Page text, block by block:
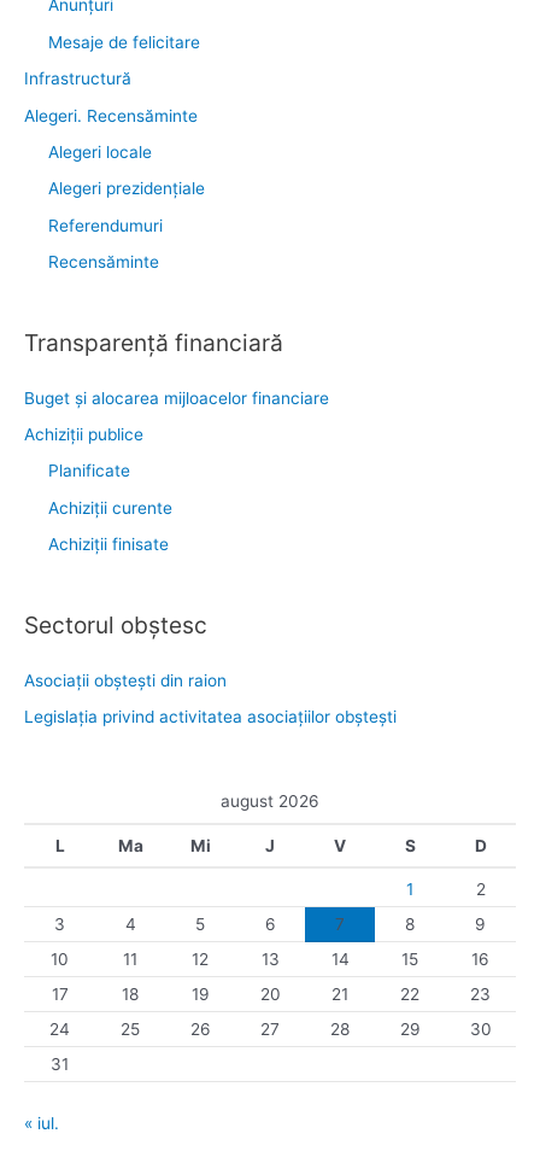
Anunţuri
Mesaje de felicitare
Infrastructură
Alegeri. Recensăminte
Alegeri locale
Alegeri prezidențiale
Referendumuri
Recensăminte
Transparenţă financiară
Buget și alocarea mijloacelor financiare
Achiziţii publice
Planificate
Achiziții curente
Achiziții finisate
Sectorul obştesc
Asociaţii obşteşti din raion
Legislaţia privind activitatea asociaţiilor obşteşti
august 2026
L Ma Mi J V S D
1
2
3
4 5 6 7 8
9
10
11 12 13 14 15
16
17
18 19 20 21 22
23
24
25 26 27 28 29
30
31
« iul.